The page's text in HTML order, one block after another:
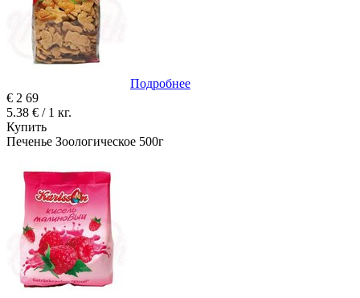
Подробнее
€ 2 69
5.38 € / 1 кг.
Купить
Печенье Зоологическое 500г